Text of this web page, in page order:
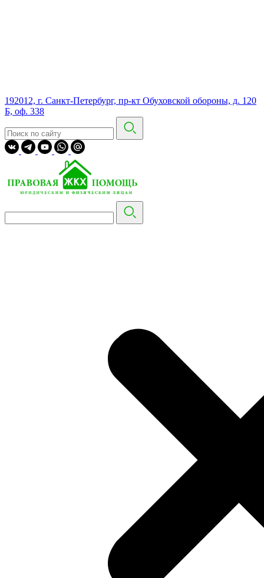
192012, г. Санкт-Петербург, пр-кт Обуховской обороны, д. 120
Б, оф. 338